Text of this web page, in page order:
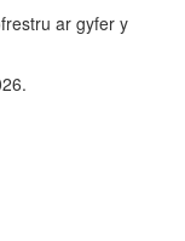
ar gyfer y